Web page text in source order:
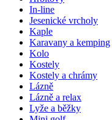
In-line
Jesenické vrcholy
Kaple
Karavany a kemping
Kolo
Kostely
Kostely a chrámy
Lázně
Lázně a relax
Lyže a běžky